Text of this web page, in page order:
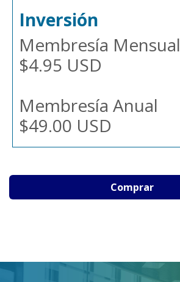
Inversión
Membresía Mensual
$4.95 USD
Membresía Anual
$49.00 USD
Comprar